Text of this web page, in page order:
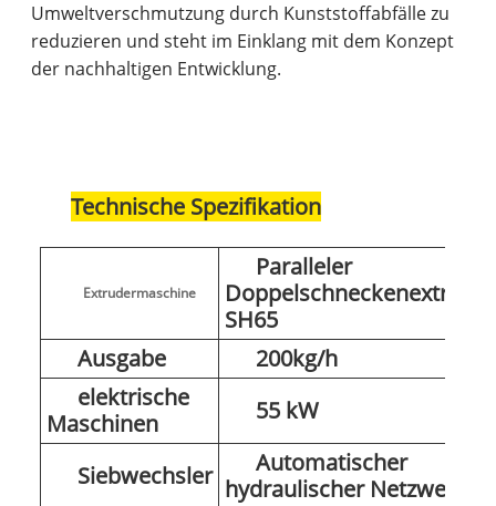
Umweltverschmutzung durch Kunststoffabfälle zu
reduzieren und steht im Einklang mit dem Konzept
der nachhaltigen Entwicklung.
Technische Spezifikation
Extrudermaschine
Paralleler
Doppelschneckenextruder
SH65
Ausgabe
200kg/h
elektrische
Maschinen
55 kW
Siebwechsler
Automatischer
hydraulischer